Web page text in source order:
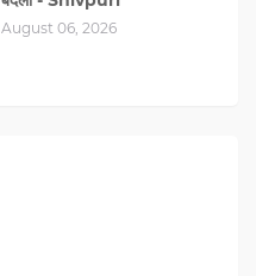
August 06, 2026